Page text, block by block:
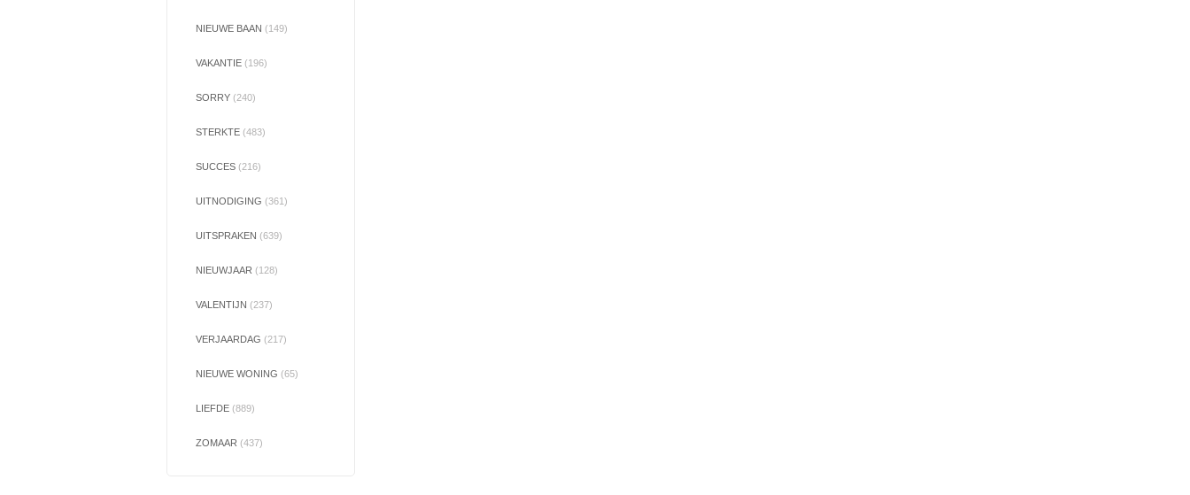
NIEUWE BAAN (149)
VAKANTIE (196)
SORRY (240)
STERKTE (483)
SUCCES (216)
UITNODIGING (361)
UITSPRAKEN (639)
NIEUWJAAR (128)
VALENTIJN (237)
VERJAARDAG (217)
NIEUWE WONING (65)
LIEFDE (889)
ZOMAAR (437)